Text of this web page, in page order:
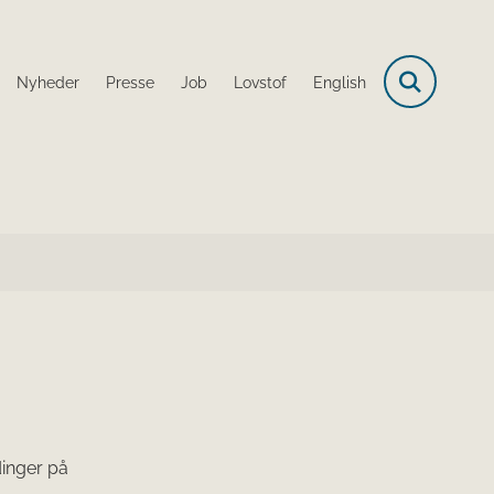
Nyheder Presse Job Lovstof English
på